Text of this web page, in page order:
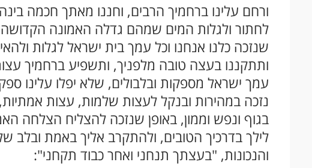
ורחם עלינו ברחמיך הרבים, וחננו מאתך חכמה
לחתור ולגלות המים שמהם גדלה האמונה
שנזכה כלנו אנחנו וכל עמך בית ישראל לגלות
ותתקננו בעצה טובה מלפניך, ותשפיע ברחמיך
עמך ישראל מספקות ובלבולים, שלא יפלו עלינו
נזכה במהירות ובנקל לעצות שלמות, עצות אמתיות,
בגוף ונפש וממון, באופן שנזכה להצליח הצלחה
לילך בדרכיך הטובים, ולהתקרב אליך באמת ובלב
והנכונות, "בעצתך תנחני ואחר כבוד תקחני":